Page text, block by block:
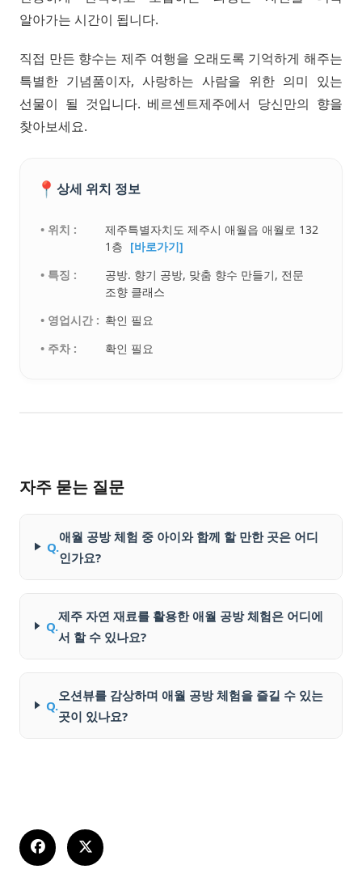
알아가는 시간이 됩니다.
직접 만든 향수는 제주 여행을 오래도록 기억하게 해주는
특별한 기념품이자, 사랑하는 사람을 위한 의미 있는
선물이 될 것입니다. 베르센트제주에서 당신만의 향을
찾아보세요.
📍 상세 위치 정보
• 위치 :
제주특별자치도 제주시 애월읍 애월로 132
1층 [바로가기]
• 특징 :
공방. 향기 공방, 맞춤 향수 만들기, 전문
조향 클래스
• 영업시간 : 확인 필요
• 주차 :
확인 필요
자주 묻는 질문
Q.
애월 공방 체험 중 아이와 함께 할 만한 곳은 어디
인가요?
Q.
제주 자연 재료를 활용한 애월 공방 체험은 어디에
서 할 수 있나요?
Q.
오션뷰를 감상하며 애월 공방 체험을 즐길 수 있는
곳이 있나요?